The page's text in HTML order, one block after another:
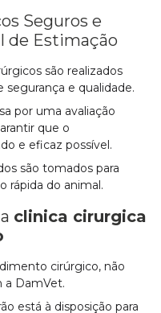
Seguros e
de Estimação
são realizados
segurança e qualidade.
por uma avaliação
que o
e eficaz possível.
são tomados para
rápida do animal.
clinica cirurgica
cirúrgico, não
DamVet.
está à disposição para